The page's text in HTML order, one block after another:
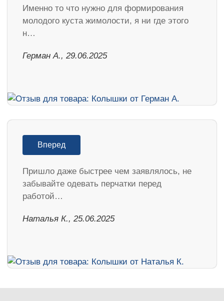
Именно то что нужно для формирования
молодого куста жимолости, я ни где этого
н…
Герман А., 29.06.2025
Вперед
Пришло даже быстрее чем заявлялось, не
забывайте одевать перчатки перед
работой…
Наталья К., 25.06.2025